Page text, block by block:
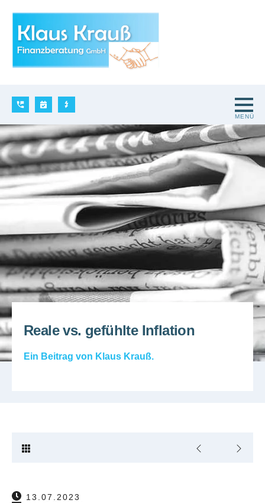
Reale vs. gefühlte Inflation
Ein Beitrag von Klaus Krauß.
13.07.2023